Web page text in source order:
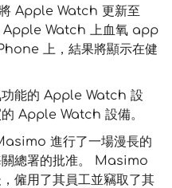
Apple Watch 更新至
Apple Watch 上血氧 app
上，結果將顯示在健
功能的 Apple Watch 設
Apple Watch 設備。
進行了一場漫長的
關總署的批准。 Masimo
僱用了其員工並竊取了其